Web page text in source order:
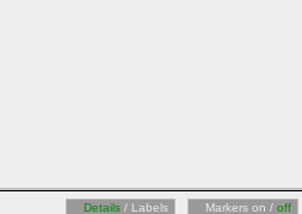
Details / Labels Markers on / off